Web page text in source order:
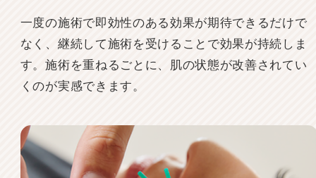
一度の施術で即効性のある効果が期待できるだけで
なく、継続して施術を受けることで効果が持続しま
す。施術を重ねるごとに、肌の状態が改善されてい
くのが実感できます。